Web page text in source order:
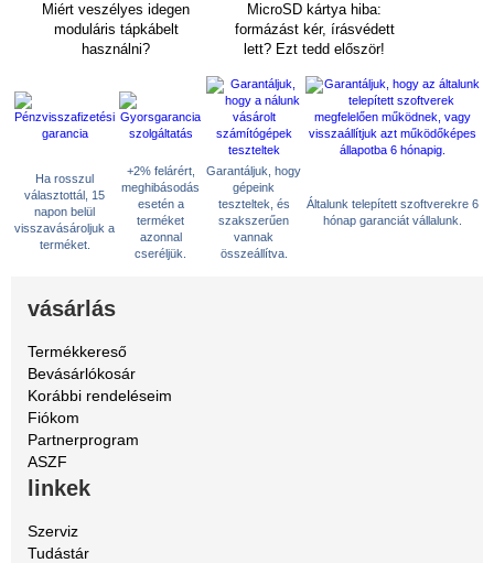
Miért veszélyes idegen
moduláris tápkábelt
használni?
MicroSD kártya hiba:
formázást kér, írásvédett
lett? Ezt tedd először!
Ha rosszul
választottál, 15
napon belül
visszavásároljuk a
terméket.
+2% felárért,
meghibásodás
esetén a
terméket
azonnal
cseréljük.
Garantáljuk, hogy
gépeink
teszteltek, és
szakszerűen
vannak
összeállítva.
Általunk telepített szoftverekre 6
hónap garanciát vállalunk.
vásárlás
Termékkereső
Bevásárlókosár
Korábbi rendeléseim
Fiókom
Partnerprogram
ASZF
linkek
Szerviz
Tudástár